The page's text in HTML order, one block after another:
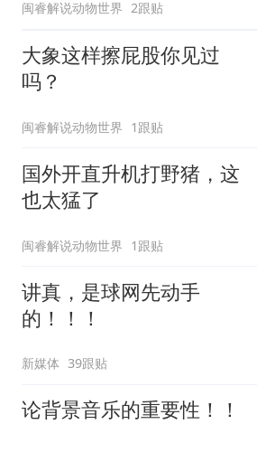
闽睿解说动物世界 2跟贴
大象这样擦屁股你见过
吗？
闽睿解说动物世界 1跟贴
国外开直升机打野猪，这
也太猛了
闽睿解说动物世界 1跟贴
讲真，是球网先动手
的！！！
新媒体 39跟贴
论背景音乐的重要性！！